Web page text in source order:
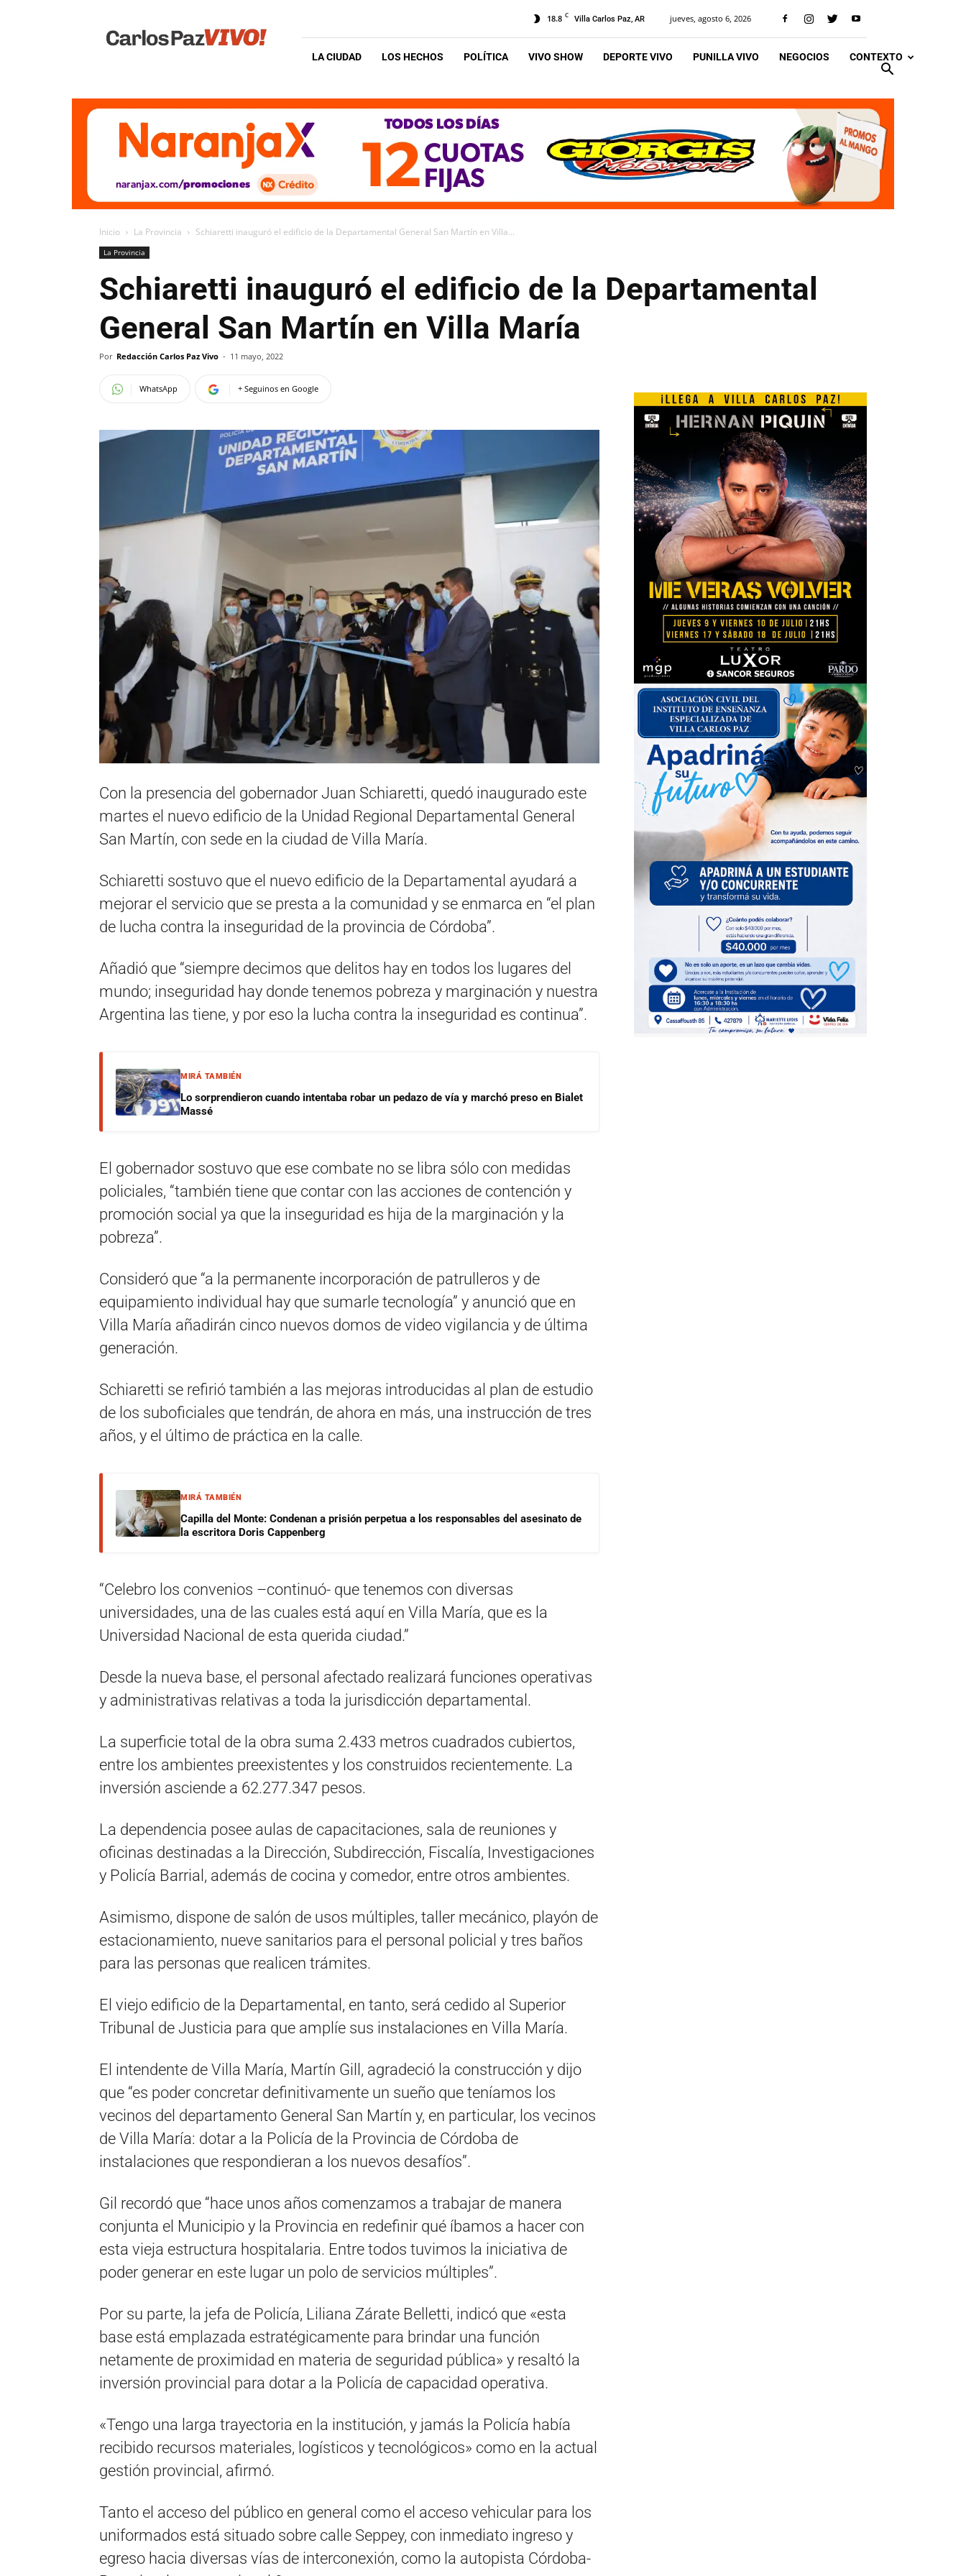
Vivo
18.8 C Villa Carlos Paz, AR jueves, agosto 6, 2026
LA CIUDAD LOS HECHOS POLÍTICA VIVO SHOW DEPORTE VIVO PUNILLA VIVO NEGOCIOS CONTEXTO
Inicio La Provincia Schiaretti inauguró el edificio de la Departamental General San Martín en Villa...
La Provincia
Schiaretti inauguró el edificio de la Departamental
General San Martín en Villa María
Por Redacción Carlos Paz Vivo - 11 mayo, 2022
WhatsApp + Seguinos en Google
Con la presencia del gobernador Juan Schiaretti, quedó inaugurado este
martes el nuevo edificio de la Unidad Regional Departamental General
San Martín, con sede en la ciudad de Villa María.
Schiaretti sostuvo que el nuevo edificio de la Departamental ayudará a
mejorar el servicio que se presta a la comunidad y se enmarca en “el plan
de lucha contra la inseguridad de la provincia de Córdoba”.
Añadió que “siempre decimos que delitos hay en todos los lugares del
mundo; inseguridad hay donde tenemos pobreza y marginación y nuestra
Argentina las tiene, y por eso la lucha contra la inseguridad es continua”.
MIRÁ TAMBIÉN
Lo sorprendieron cuando intentaba robar un pedazo de vía y marchó preso en Bialet
Massé
El gobernador sostuvo que ese combate no se libra sólo con medidas
policiales, “también tiene que contar con las acciones de contención y
promoción social ya que la inseguridad es hija de la marginación y la
pobreza”.
Consideró que “a la permanente incorporación de patrulleros y de
equipamiento individual hay que sumarle tecnología” y anunció que en
Villa María añadirán cinco nuevos domos de video vigilancia y de última
generación.
Schiaretti se refirió también a las mejoras introducidas al plan de estudio
de los suboficiales que tendrán, de ahora en más, una instrucción de tres
años, y el último de práctica en la calle.
MIRÁ TAMBIÉN
Capilla del Monte: Condenan a prisión perpetua a los responsables del asesinato de
la escritora Doris Cappenberg
“Celebro los convenios –continuó- que tenemos con diversas
universidades, una de las cuales está aquí en Villa María, que es la
Universidad Nacional de esta querida ciudad.”
Desde la nueva base, el personal afectado realizará funciones operativas
y administrativas relativas a toda la jurisdicción departamental.
La superficie total de la obra suma 2.433 metros cuadrados cubiertos,
entre los ambientes preexistentes y los construidos recientemente. La
inversión asciende a 62.277.347 pesos.
La dependencia posee aulas de capacitaciones, sala de reuniones y
oficinas destinadas a la Dirección, Subdirección, Fiscalía, Investigaciones
y Policía Barrial, además de cocina y comedor, entre otros ambientes.
Asimismo, dispone de salón de usos múltiples, taller mecánico, playón de
estacionamiento, nueve sanitarios para el personal policial y tres baños
para las personas que realicen trámites.
El viejo edificio de la Departamental, en tanto, será cedido al Superior
Tribunal de Justicia para que amplíe sus instalaciones en Villa María.
El intendente de Villa María, Martín Gill, agradeció la construcción y dijo
que “es poder concretar definitivamente un sueño que teníamos los
vecinos del departamento General San Martín y, en particular, los vecinos
de Villa María: dotar a la Policía de la Provincia de Córdoba de
instalaciones que respondieran a los nuevos desafíos”.
Gil recordó que “hace unos años comenzamos a trabajar de manera
conjunta el Municipio y la Provincia en redefinir qué íbamos a hacer con
esta vieja estructura hospitalaria. Entre todos tuvimos la iniciativa de
poder generar en este lugar un polo de servicios múltiples”.
Por su parte, la jefa de Policía, Liliana Zárate Belletti, indicó que «esta
base está emplazada estratégicamente para brindar una función
netamente de proximidad en materia de seguridad pública» y resaltó la
inversión provincial para dotar a la Policía de capacidad operativa.
«Tengo una larga trayectoria en la institución, y jamás la Policía había
recibido recursos materiales, logísticos y tecnológicos» como en la actual
gestión provincial, afirmó.
Tanto el acceso del público en general como el acceso vehicular para los
uniformados está situado sobre calle Seppey, con inmediato ingreso y
egreso hacia diversas vías de interconexión, como la autopista Córdoba-